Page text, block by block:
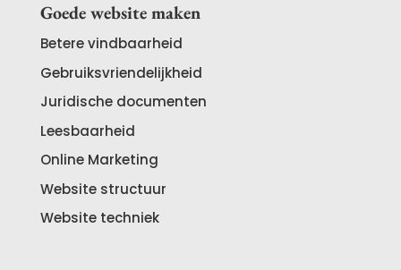
Goede website maken
Betere vindbaarheid
Gebruiksvriendelijkheid
Juridische documenten
Leesbaarheid
Online Marketing
Website structuur
Website techniek